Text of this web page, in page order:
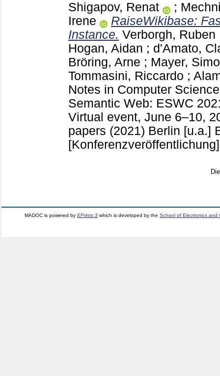
Shigapov, Renat
;
Irene
RaiseWikibase:
Instance. Verborgh, Ruben
Hogan, Aidan ; d'Amato,
Bröring, Arne ; Mayer,
Tommasini, Riccardo ;
Notes in Computer
Semantic Web: ESWC
Virtual event, June 6–10,
papers (2021) Berlin [u.a.]
[Konferenzveröffentlichung]
MADOC is powered byEPrints 3 which is developed by theSchool of Electronics and